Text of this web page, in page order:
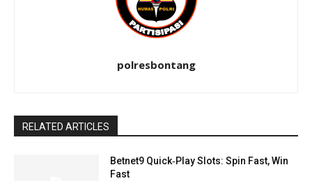
polresbontang
RELATED ARTICLES
Betnet9 Quick‑Play Slots: Spin Fast, Win
Fast